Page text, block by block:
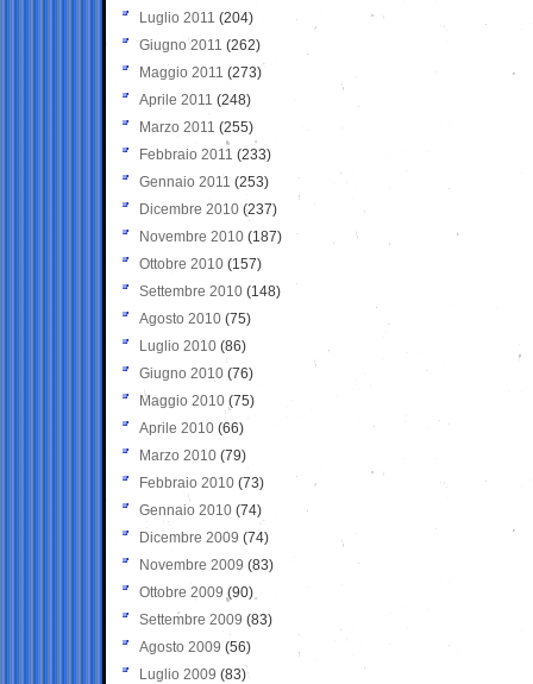
Luglio 2011 (204)
Giugno 2011 (262)
Maggio 2011 (273)
Aprile 2011 (248)
Marzo 2011 (255)
Febbraio 2011 (233)
Gennaio 2011 (253)
Dicembre 2010 (237)
Novembre 2010 (187)
Ottobre 2010 (157)
Settembre 2010 (148)
Agosto 2010 (75)
Luglio 2010 (86)
Giugno 2010 (76)
Maggio 2010 (75)
Aprile 2010 (66)
Marzo 2010 (79)
Febbraio 2010 (73)
Gennaio 2010 (74)
Dicembre 2009 (74)
Novembre 2009 (83)
Ottobre 2009 (90)
Settembre 2009 (83)
Agosto 2009 (56)
Luglio 2009 (83)